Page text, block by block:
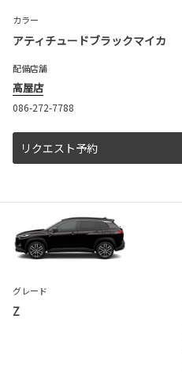
カラー
アティチュードブラックマイカ
配備店舗
高屋店
086-272-7788
リクエスト予約
グレード
Z